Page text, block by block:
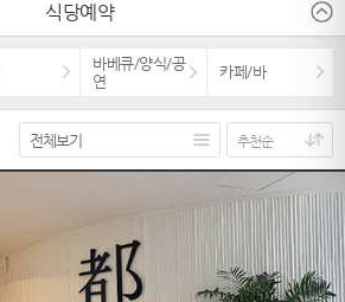
식당예약
바베큐/양식/공
연
카페/바